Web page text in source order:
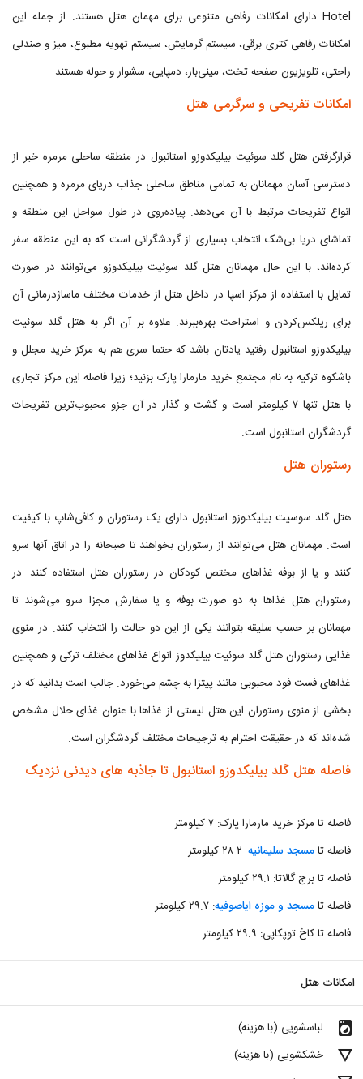
Hotel دارای امکانات رفاهی متنوعی برای مهمان هتل هستند. از جمله این
امکانات رفاهی کتری برقی، سیستم گرمایش، سیستم تهویه مطبوع، میز و صندلی
راحتی، تلویزیون صفحه تخت، مینی‌بار، دمپایی، سشوار و حوله هستند.
امکانات تفریحی و سرگرمی هتل
قرارگرفتن هتل گلد سوئیت بیلیکدوزو استانبول در منطقه ساحلی مرمره خبر از
دسترسی آسان مهمانان به تمامی مناطق ساحلی جذاب دریای مرمره و همچنین
انواع تفریحات مرتبط با آن می‌دهد. پیاده‌روی در طول سواحل این منطقه و
تماشای دریا بی‌شک انتخاب بسیاری از گردشگرانی است که به این منطقه سفر
کرده‌اند، با این حال مهمانان هتل گلد سوئیت بیلیکدوزو می‌توانند در صورت
تمایل با استفاده از مرکز اسپا در داخل هتل از خدمات مختلف ماساژدرمانی آن
برای ریلکس‌کردن و استراحت بهره‌ببرند. علاوه بر آن اگر به هتل گلد سوئیت
بیلیکدوزو استانبول رفتید یادتان باشد که حتما سری هم به مرکز خرید مجلل و
باشکوه ترکیه به نام مجتمع خرید مارمارا پارک بزنید؛ زیرا فاصله این مرکز تجاری
با هتل تنها ۷ کیلومتر است و گشت و گذار در آن جزو محبوب‌ترین تفریحات
گردشگران استانبول است.
رستوران هتل
هتل گلد سوسیت بیلیکدوزو استانبول دارای یک رستوران و کافی‌شاپ با کیفیت
است. مهمانان هتل می‌توانند از رستوران بخواهند تا صبحانه را در اتاق آنها سرو
کنند و یا از بوفه غذاهای مختص کودکان در رستوران هتل استفاده کنند. در
رستوران هتل غذاها به دو صورت بوفه و یا سفارش مجزا سرو می‌شوند تا
مهمانان بر حسب سلیقه بتوانند یکی از این دو حالت را انتخاب کنند. در منوی
غذایی رستوران هتل گلد سوئیت بیلیکدوز انواع غذاهای مختلف ترکی و همچنین
غذاهای فست فود محبوبی مانند پیتزا به چشم می‌خورد. جالب است بدانید که در
بخشی از منوی رستوران این هتل لیستی از غذاها با عنوان غذای حلال مشخص
شده‌اند که در حقیقت احترام به ترجیحات مختلف گردشگران است.
فاصله هتل گلد بیلیکدوزو استانبول تا جاذبه های دیدنی نزدیک
فاصله تا مرکز خرید مارمارا پارک: ۷ کیلومتر
فاصله تامسجد سلیمانیه: ۲۸.۲ کیلومتر
فاصله تا برج گالاتا: ۲۹.۱ کیلومتر
فاصله تامسجد و موزه ایاصوفیه: ۲۹.۷ کیلومتر
فاصله تا کاخ توپکاپی: ۲۹.۹ کیلومتر
امکانات هتل
local_laundry_service لباسشویی (با هزینه)
details خشکشویی (با هزینه)